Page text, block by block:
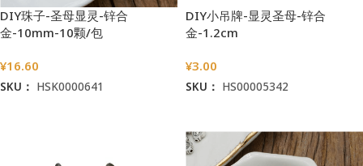
DIY珠子-圣母显灵-锌合
金-10mm-10颗/包
¥16.60
SKU： HSK0000641
DIY小吊牌-显灵圣母-锌合
金-1.2cm
¥3.00
SKU： HS00005342